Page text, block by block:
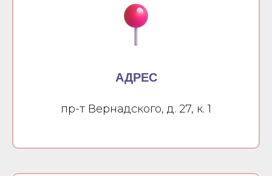
АДРЕС
пр-т Вернадского, д. 27, к. 1